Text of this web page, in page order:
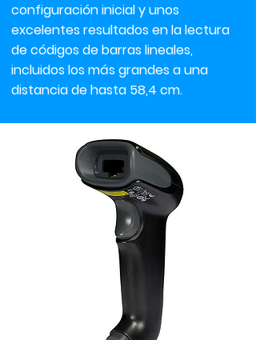
configuración inicial y unos
excelentes resultados en la lectura
de códigos de barras lineales,
incluidos los más grandes a una
distancia de hasta 58,4 cm.